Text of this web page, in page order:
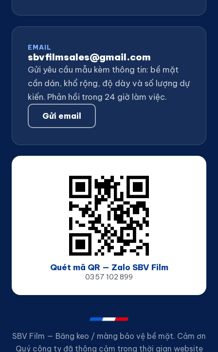
EMAIL
sbvfilmsales@gmail.com
Gửi yêu cầu mẫu kèm thông tin: bề mặt
cần dán, khổ rộng, độ dày và số lượng dự
kiến. Phản hồi trong 24 giờ làm việc.
Gửi email
Quét mã QR — Zalo SBV Film
0357 102 899
SBV Film — Băng keo / màng bảo vệ bề mặt. Cảm ơn
Quý công ty đã thông cảm trong thời gian website